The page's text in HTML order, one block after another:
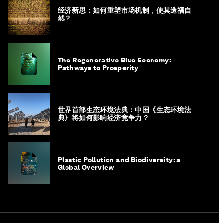
经济新思：如何重塑市场机制，使其造福自
然？
The Regenerative Blue Economy:
Pathways to Prosperity
世界首部生态环境法典：中国《生态环境法
典》将如何影响经济竞争力？
Plastic Pollution and Biodiversity: a
Global Overview